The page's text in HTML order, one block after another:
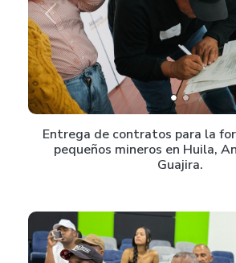
Previous
Entrega de contratos para la
pequeños mineros en Huila,
Guajira.